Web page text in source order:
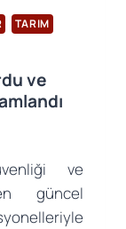
TARIM
ve
ve
güncel